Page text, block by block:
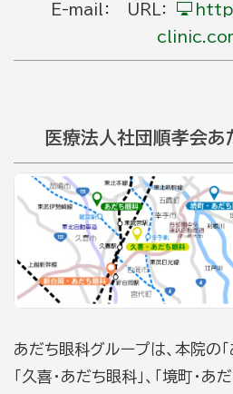
E-mail： URL：
医療法人社団順孝会
あだち眼科グループは、本院の「
「久喜・あだち眼科」、「境町・あ